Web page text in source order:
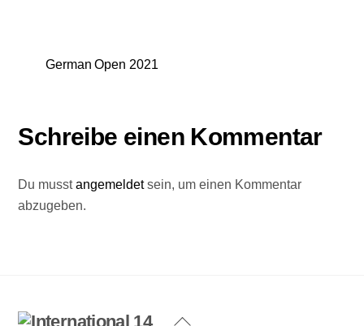
German Open 2021
Schreibe einen Kommentar
Du musstangemeldetsein, um einen Kommentar
abzugeben.
Back